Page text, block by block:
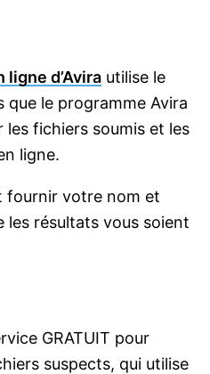
d’Avira utilise le
que le programme Avira
les fichiers soumis et les
ligne.
fournir votre nom et
les résultats vous soient
GRATUIT pour
suspects, qui utilise